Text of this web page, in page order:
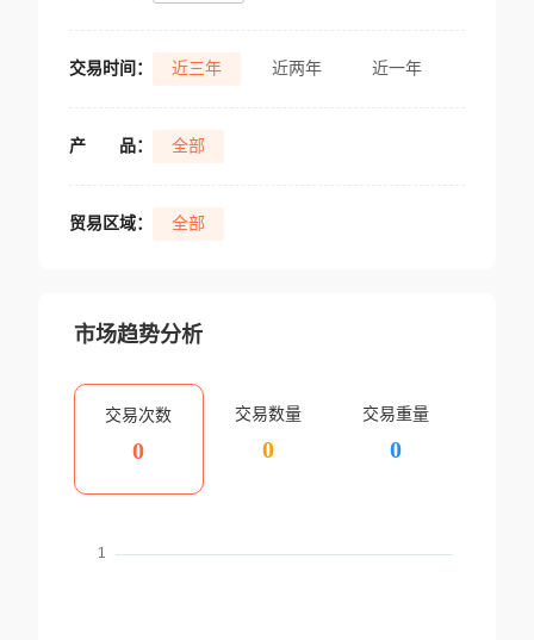
交易时间： 近三年 近两年 近一年
产 品： 全部
贸易区域： 全部
市场趋势分析
交易次数
0
交易数量
0
交易重量
0